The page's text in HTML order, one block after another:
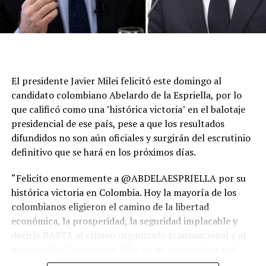
Silva, hijo mayor del presidente, conocido como
"Lulinha".
semana pasada como candidato del espacio conservador
luego de que su padre quedara inhabilitado para
competir. Según la última encuesta de Datafolha, Lula
obtendría un 48% de intención de voto frente al 43% de
Flávio Bolsonaro en un eventual balotaje.
El presidente Javier Milei felicitó este domingo al
candidato colombiano Abelardo de la Espriella, por lo
que calificó como una "histórica victoria" en el balotaje
presidencial de ese país, pese a que los resultados
difundidos no son aún oficiales y surgirán del escrutinio
definitivo que se hará en los próximos días.
“Felicito enormemente a @ABDELAESPRIELLA por su
histórica victoria en Colombia. Hoy la mayoría de los
colombianos eligieron el camino de la libertad
económica, la prosperidad, la seguridad implacable y
decirle BASTA al crimen organizado transnacional y al